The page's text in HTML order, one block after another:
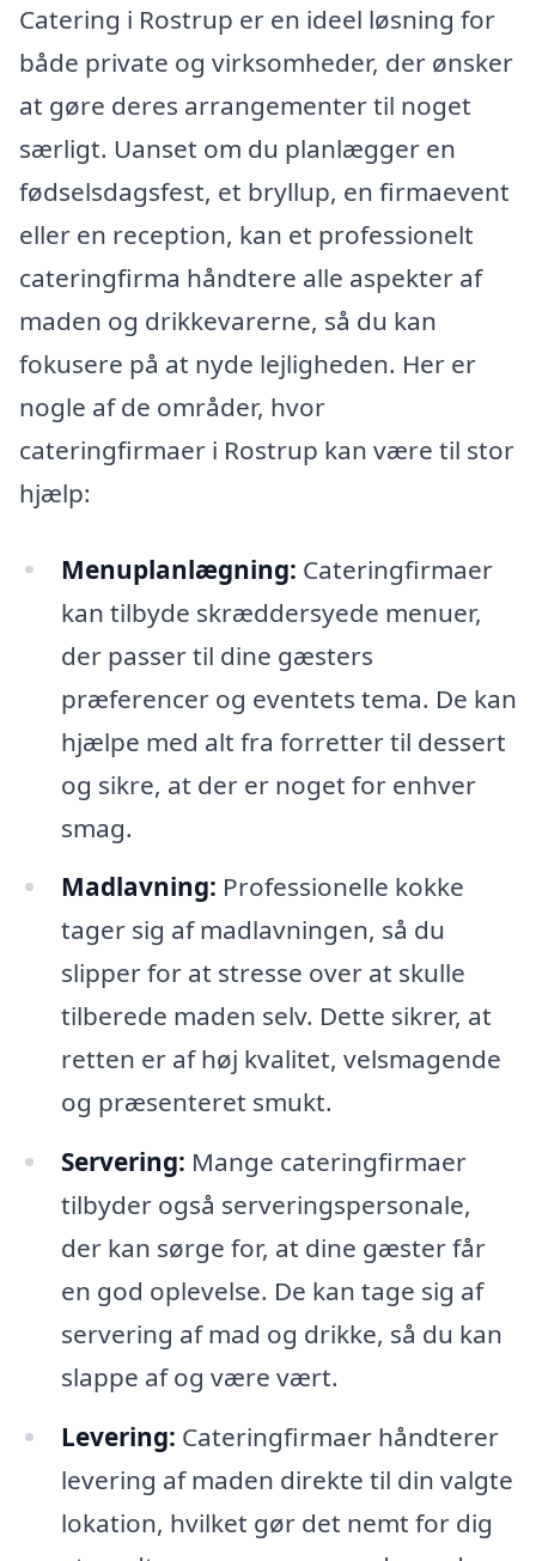
Catering i Rostrup er en ideel løsning for
både private og virksomheder, der ønsker
at gøre deres arrangementer til noget
særligt. Uanset om du planlægger en
fødselsdagsfest, et bryllup, en firmaevent
eller en reception, kan et professionelt
cateringfirma håndtere alle aspekter af
maden og drikkevarerne, så du kan
fokusere på at nyde lejligheden. Her er
nogle af de områder, hvor
cateringfirmaer i Rostrup kan være til stor
hjælp:
Menuplanlægning: Cateringfirmaer
kan tilbyde skræddersyede menuer,
der passer til dine gæsters
præferencer og eventets tema. De kan
hjælpe med alt fra forretter til dessert
og sikre, at der er noget for enhver
smag.
Madlavning: Professionelle kokke
tager sig af madlavningen, så du
slipper for at stresse over at skulle
tilberede maden selv. Dette sikrer, at
retten er af høj kvalitet, velsmagende
og præsenteret smukt.
Servering: Mange cateringfirmaer
tilbyder også serveringspersonale,
der kan sørge for, at dine gæster får
en god oplevelse. De kan tage sig af
servering af mad og drikke, så du kan
slappe af og være vært.
Levering: Cateringfirmaer håndterer
levering af maden direkte til din valgte
lokation, hvilket gør det nemt for dig